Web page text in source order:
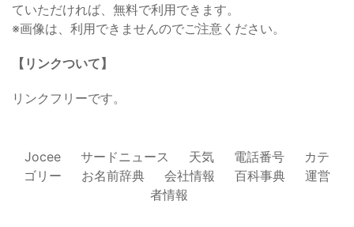
ていただければ、無料で利用できます。
※画像は、利用できませんのでご注意ください。
【リンクついて】
リンクフリーです。
Jocee サードニュース 天気 電話番号
カテ
ゴリー
お名前辞典 会社情報 百科事典
運営
者情報